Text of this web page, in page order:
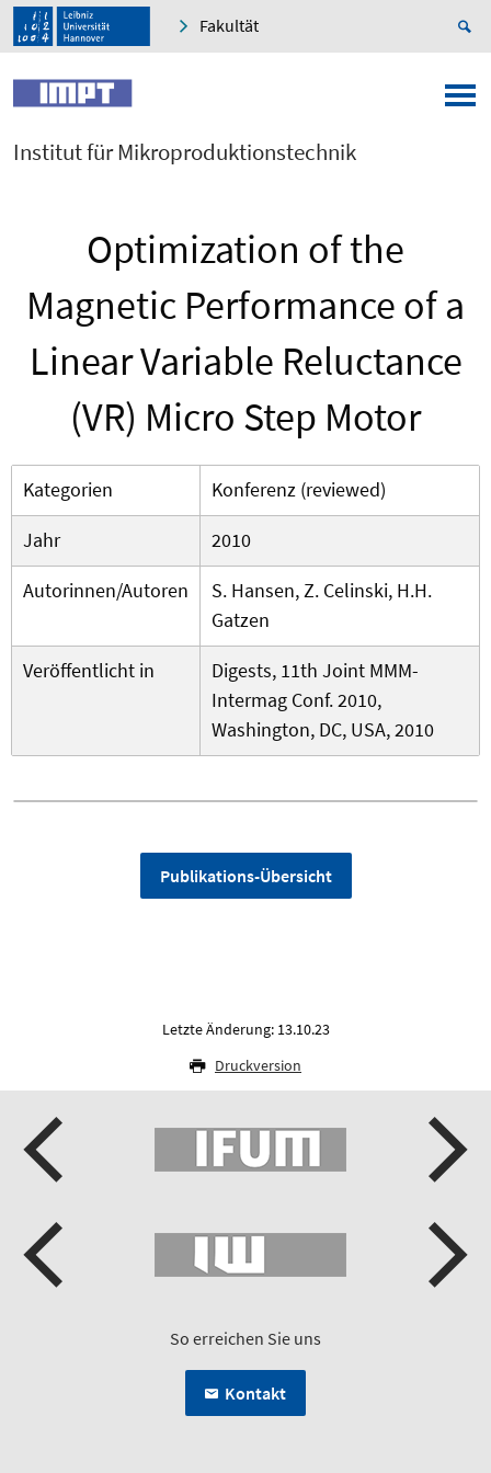
Fakultät
Institut für Mikroproduktionstechnik
Optimization of the
Magnetic Performance of a
Linear Variable Reluctance
(VR) Micro Step Motor
Kategorien
Konferenz (reviewed)
Jahr
2010
Autorinnen/Autoren
S. Hansen, Z. Celinski, H.H.
Gatzen
Veröffentlicht in
Digests, 11th Joint MMM-
Intermag Conf. 2010,
Washington, DC, USA, 2010
Publikations-Übersicht
Letzte Änderung: 13.10.23
Druckversion
So erreichen Sie uns
Kontakt